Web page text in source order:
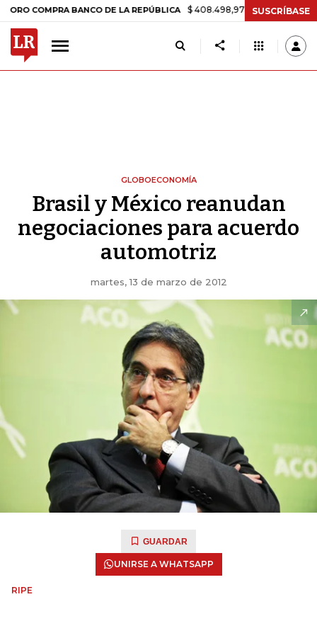
BANCO DE LA REPÚBLICA $ 408.498,97 +$ 8.753,81 +2,19%
SUSCRÍBASE
GLOBOECONOMÍA
Brasil y México reanudan
negociaciones para acuerdo
automotriz
martes, 13 de marzo de 2012
GUARDAR
UNIRSE A WHATSAPP
RIPE